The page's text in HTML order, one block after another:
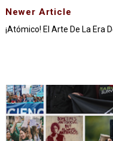
Newer Article
¡Atómico! El Arte De La Era